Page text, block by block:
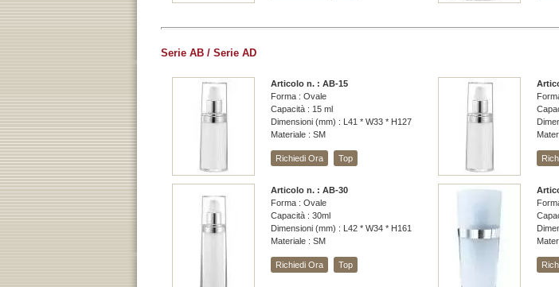
Serie AB / Serie AD
Articolo n. : AB-15
Forma : Ovale
Capacità : 15 ml
Dimensioni (mm) : L41 * W33 * H127
Materiale : SM
Richiedi Ora Top
Articolo n. : AB-30
Forma : Ovale
Capacità : 30ml
Dimensioni (mm) : L42 * W34 * H161
Materiale : SM
Richiedi Ora Top